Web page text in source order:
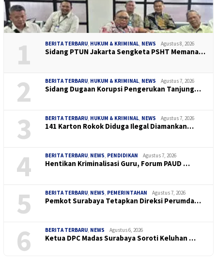
1 BERITA TERBARU, HUKUM & KRIMINAL, NEWS Agustus 8, 2026
Sidang PTUN Jakarta Sengketa PSHT Memana…
2 BERITA TERBARU, HUKUM & KRIMINAL, NEWS Agustus 7, 2026
Sidang Dugaan Korupsi Pengerukan Tanjung…
3 BERITA TERBARU, HUKUM & KRIMINAL, NEWS Agustus 7, 2026
141 Karton Rokok Diduga Ilegal Diamankan…
4 BERITA TERBARU, NEWS, PENDIDIKAN Agustus 7, 2026
Hentikan Kriminalisasi Guru, Forum PAUD …
5 BERITA TERBARU, NEWS, PEMERINTAHAN Agustus 7, 2026
Pemkot Surabaya Tetapkan Direksi Perumda…
6 BERITA TERBARU, NEWS Agustus 6, 2026
Ketua DPC Madas Surabaya Soroti Keluhan …